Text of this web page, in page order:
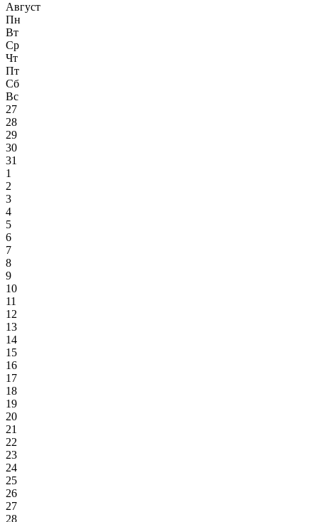
Август
Пн
Вт
Ср
Чт
Пт
Сб
Вс
27
28
29
30
31
1
2
3
4
5
6
7
8
9
10
11
12
13
14
15
16
17
18
19
20
21
22
23
24
25
26
27
28